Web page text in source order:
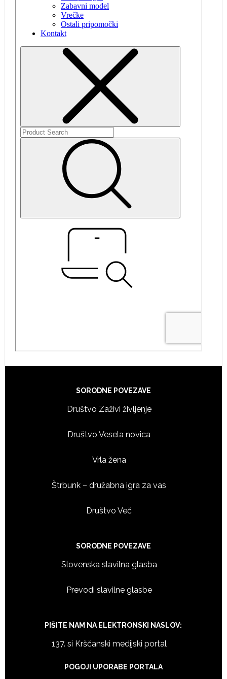
SORODNE POVEZAVE
Društvo Zaživi življenje
Društvo Vesela novica
Vrla žena
Štrbunk – družabna igra za vas
Društvo Več
SORODNE POVEZAVE
Slovenska slavilna glasba
Prevodi slavilne glasbe
PIŠITE NAM NA ELEKTRONSKI NASLOV:
137. si Krščanski medijski portal
POGOJI UPORABE PORTALA